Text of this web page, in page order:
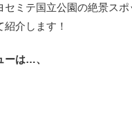
セミテ国立公園の絶景スポ
紹介します！
ーは…、